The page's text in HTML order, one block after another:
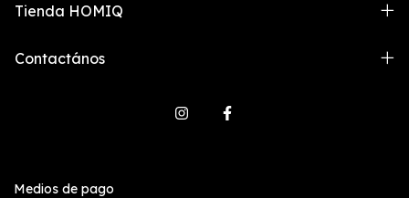
Tienda HOMIQ
Contactános
Medios de pago